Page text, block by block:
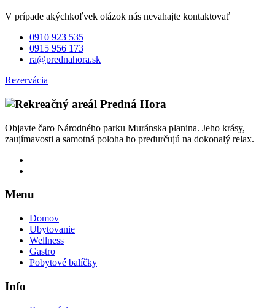
V prípade akýchkoľvek otázok nás nevahajte kontaktovať
0910 923 535
0915 956 173
ra@prednahora.sk
Rezervácia
Objavte čaro Národného parku Muránska planina. Jeho krásy,
zaujímavosti a samotná poloha ho predurčujú na dokonalý relax.
Menu
Domov
Ubytovanie
Wellness
Gastro
Pobytové balíčky
Info